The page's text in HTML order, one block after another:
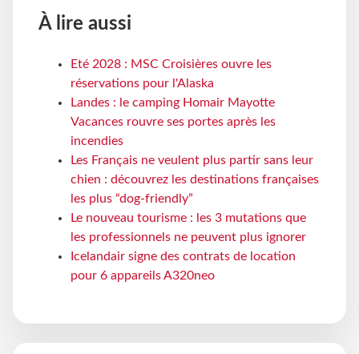
À lire aussi
Eté 2028 : MSC Croisières ouvre les
réservations pour l'Alaska
Landes : le camping Homair Mayotte
Vacances rouvre ses portes après les
incendies
Les Français ne veulent plus partir sans leur
chien : découvrez les destinations françaises
les plus “dog-friendly”
Le nouveau tourisme : les 3 mutations que
les professionnels ne peuvent plus ignorer
Icelandair signe des contrats de location
pour 6 appareils A320neo